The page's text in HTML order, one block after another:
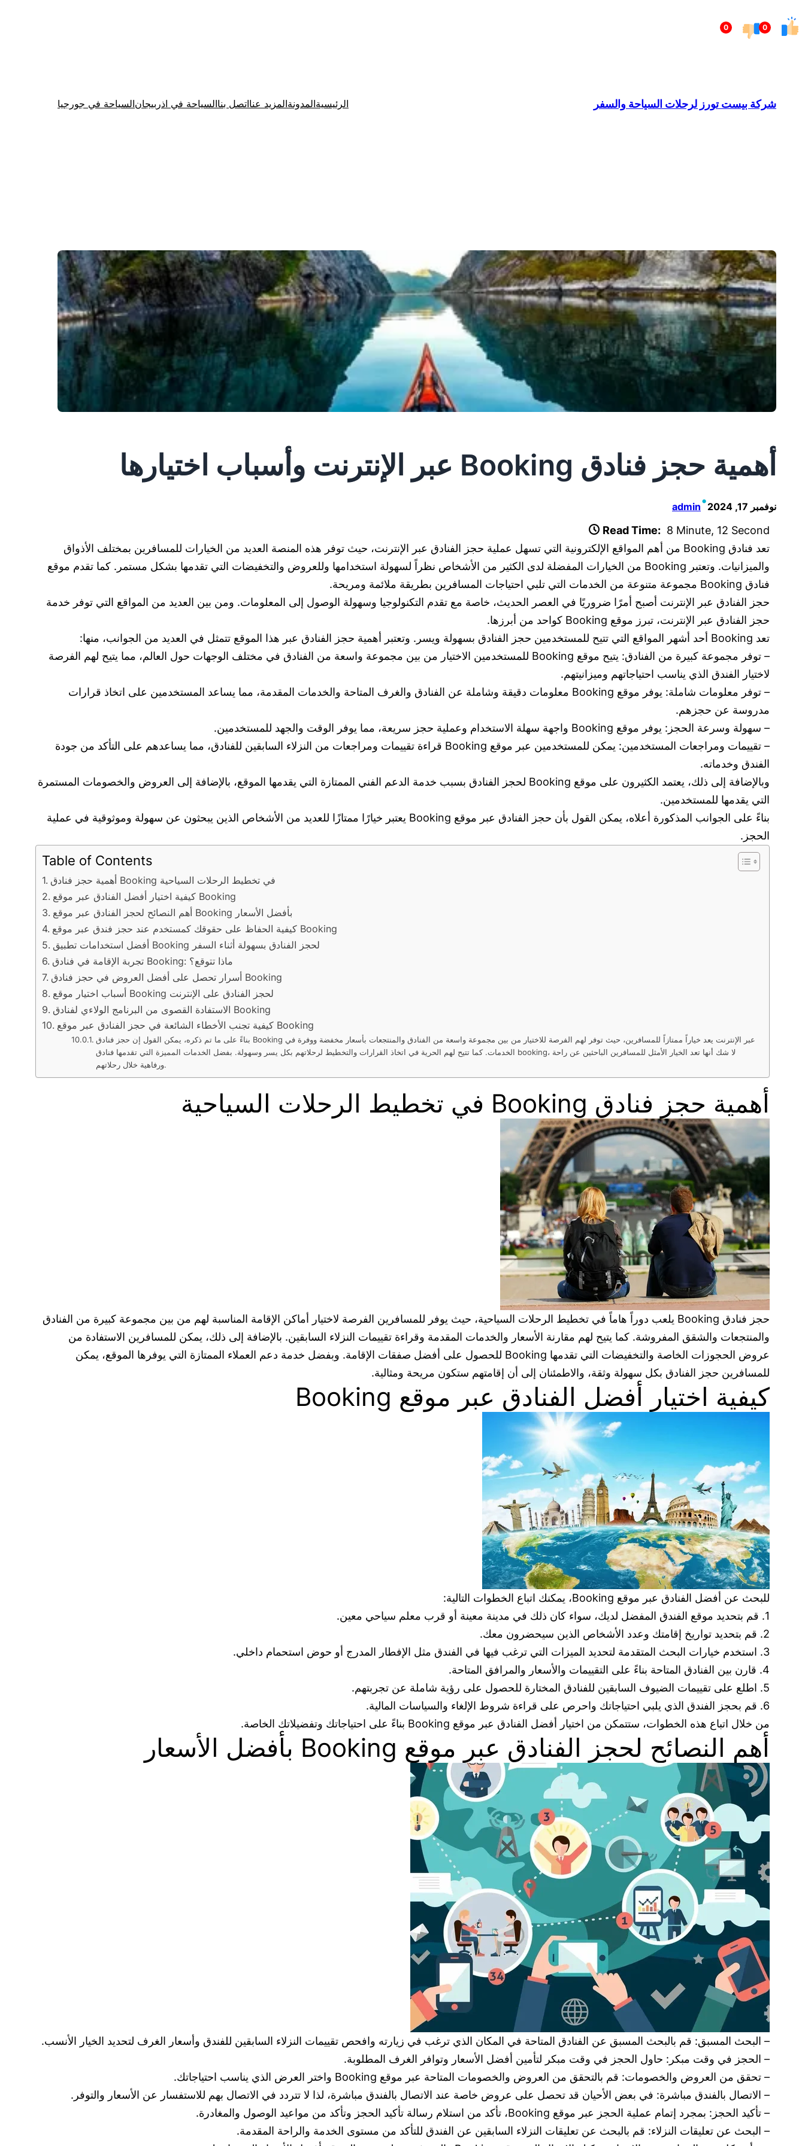
0
0إلى
شركة بيست تورز لرحلات السياحة والسفر الرئيسيةالمدونةالمزيد عنااتصل بناالسياحة في اذربيجانالسياحة في جورجيا
أهمية حجز فنادق Booking عبر الإنترنت وأسباب اختيارها
نوفمبر 17, 2024 •
admin
Read Time: 8 Minute, 12 Second
تعد فنادق Booking من أهم المواقع الإلكترونية التي تسهل عملية حجز الفنادق عبر الإنترنت، حيث توفر هذه المنصة العديد من الخيارات للمسافرين بمختلف الأذواق
والميزانيات. وتعتبر Booking من الخيارات المفضلة لدى الكثير من الأشخاص نظراً لسهولة استخدامها وللعروض والتخفيضات التي تقدمها بشكل مستمر. كما تقدم موقع
فنادق Booking مجموعة متنوعة من الخدمات التي تلبي احتياجات المسافرين بطريقة ملائمة ومريحة.
حجز الفنادق عبر الإنترنت أصبح أمرًا ضروريًا في العصر الحديث، خاصة مع تقدم التكنولوجيا وسهولة الوصول إلى المعلومات. ومن بين العديد من المواقع التي توفر خدمة
حجز الفنادق عبر الإنترنت، تبرز موقع Booking كواحد من أبرزها.
تعد Booking أحد أشهر المواقع التي تتيح للمستخدمين حجز الفنادق بسهولة ويسر. وتعتبر أهمية حجز الفنادق عبر هذا الموقع تتمثل في العديد من الجوانب، منها:
– توفر مجموعة كبيرة من الفنادق: يتيح موقع Booking للمستخدمين الاختيار من بين مجموعة واسعة من الفنادق في مختلف الوجهات حول العالم، مما يتيح لهم الفرصة
لاختيار الفندق الذي يناسب احتياجاتهم وميزانيتهم.
– توفر معلومات شاملة: يوفر موقع Booking معلومات دقيقة وشاملة عن الفنادق والغرف المتاحة والخدمات المقدمة، مما يساعد المستخدمين على اتخاذ قرارات
مدروسة عن حجزهم.
– سهولة وسرعة الحجز: يوفر موقع Booking واجهة سهلة الاستخدام وعملية حجز سريعة، مما يوفر الوقت والجهد للمستخدمين.
– تقييمات ومراجعات المستخدمين: يمكن للمستخدمين عبر موقع Booking قراءة تقييمات ومراجعات من النزلاء السابقين للفنادق، مما يساعدهم على التأكد من جودة
الفندق وخدماته.
وبالإضافة إلى ذلك، يعتمد الكثيرون على موقع Booking لحجز الفنادق بسبب خدمة الدعم الفني الممتازة التي يقدمها الموقع، بالإضافة إلى العروض والخصومات المستمرة
التي يقدمها للمستخدمين.
بناءً على الجوانب المذكورة أعلاه، يمكن القول بأن حجز الفنادق عبر موقع Booking يعتبر خيارًا ممتازًا للعديد من الأشخاص الذين يبحثون عن سهولة وموثوقية في عملية
الحجز.
Table of Contents
أهمية حجز فنادق Booking في تخطيط الرحلات السياحية
كيفية اختيار أفضل الفنادق عبر موقع Booking
أهم النصائح لحجز الفنادق عبر موقع Booking بأفضل الأسعار
كيفية الحفاظ على حقوقك كمستخدم عند حجز فندق عبر موقع Booking
أفضل استخدامات تطبيق Booking لحجز الفنادق بسهولة أثناء السفر
تجربة الإقامة في فنادق Booking: ماذا تتوقع؟
أسرار تحصل على أفضل العروض في حجز فنادق Booking
أسباب اختيار موقع Booking لحجز الفنادق على الإنترنت
الاستفادة القصوى من البرنامج الولاءي لفنادق Booking
كيفية تجنب الأخطاء الشائعة في حجز الفنادق عبر موقع Booking
بناءً على ما تم ذكره، يمكن القول إن حجز فنادق Booking عبر الإنترنت يعد خياراً ممتازاً للمسافرين، حيث توفر لهم الفرصة للاختيار من بين مجموعة واسعة من الفنادق والمنتجعات بأسعار مخفضة ووفرة في
الخدمات. كما تتيح لهم الحرية في اتخاذ القرارات والتخطيط لرحلاتهم بكل يسر وسهولة. بفضل الخدمات المميزة التي تقدمها فنادق booking، لا شك أنها تعد الخيار الأمثل للمسافرين الباحثين عن راحة
ورفاهية خلال رحلاتهم.
أهمية حجز فنادق Booking في تخطيط الرحلات السياحية
حجز فنادق Booking يلعب دوراً هاماً في تخطيط الرحلات السياحية، حيث يوفر للمسافرين الفرصة لاختيار أماكن الإقامة المناسبة لهم من بين مجموعة كبيرة من الفنادق
والمنتجعات والشقق المفروشة. كما يتيح لهم مقارنة الأسعار والخدمات المقدمة وقراءة تقييمات النزلاء السابقين. بالإضافة إلى ذلك، يمكن للمسافرين الاستفادة من
عروض الحجوزات الخاصة والتخفيضات التي تقدمها Booking للحصول على أفضل صفقات الإقامة. وبفضل خدمة دعم العملاء الممتازة التي يوفرها الموقع، يمكن
للمسافرين حجز الفنادق بكل سهولة وثقة، والاطمئنان إلى أن إقامتهم ستكون مريحة ومثالية.
كيفية اختيار أفضل الفنادق عبر موقع Booking
للبحث عن أفضل الفنادق عبر موقع Booking، يمكنك اتباع الخطوات التالية:
1. قم بتحديد موقع الفندق المفضل لديك، سواء كان ذلك في مدينة معينة أو قرب معلم سياحي معين.
2. قم بتحديد تواريخ إقامتك وعدد الأشخاص الذين سيحضرون معك.
3. استخدم خيارات البحث المتقدمة لتحديد الميزات التي ترغب فيها في الفندق مثل الإفطار المدرج أو حوض استحمام داخلي.
4. قارن بين الفنادق المتاحة بناءً على التقييمات والأسعار والمرافق المتاحة.
5. اطلع على تقييمات الضيوف السابقين للفنادق المختارة للحصول على رؤية شاملة عن تجربتهم.
6. قم بحجز الفندق الذي يلبي احتياجاتك واحرص على قراءة شروط الإلغاء والسياسات المالية.
من خلال اتباع هذه الخطوات، ستتمكن من اختيار أفضل الفنادق عبر موقع Booking بناءً على احتياجاتك وتفضيلاتك الخاصة.
أهم النصائح لحجز الفنادق عبر موقع Booking بأفضل الأسعار
– البحث المسبق: قم بالبحث المسبق عن الفنادق المتاحة في المكان الذي ترغب في زيارته وافحص تقييمات النزلاء السابقين للفندق وأسعار الغرف لتحديد الخيار الأنسب.
– الحجز في وقت مبكر: حاول الحجز في وقت مبكر لتأمين أفضل الأسعار وتوافر الغرف المطلوبة.
– تحقق من العروض والخصومات: قم بالتحقق من العروض والخصومات المتاحة عبر موقع Booking واختر العرض الذي يناسب احتياجاتك.
– الاتصال بالفندق مباشرة: في بعض الأحيان قد تحصل على عروض خاصة عند الاتصال بالفندق مباشرة، لذا لا تتردد في الاتصال بهم للاستفسار عن الأسعار والتوفر.
– تأكيد الحجز: بمجرد إتمام عملية الحجز عبر موقع Booking، تأكد من استلام رسالة تأكيد الحجز وتأكد من مواعيد الوصول والمغادرة.
– البحث عن تعليقات النزلاء: قم بالبحث عن تعليقات النزلاء السابقين عن الفندق للتأكد من مستوى الخدمة والراحة المقدمة.